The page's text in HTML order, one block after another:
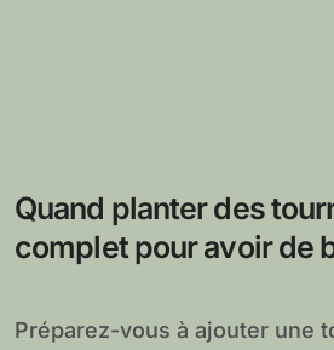
Quand planter des
complet pour avoir de
jardin
Préparez-vous à ajouter une touche éclatante à